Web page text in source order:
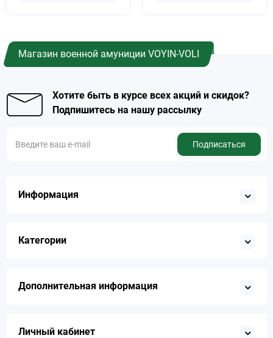
Магазин военной амуниции VOYIN-VOLI
Хотите быть в курсе всех акций и скидок?
Подпишитесь на нашу рассылку
Подписаться
Информация
Категории
Дополнительная информация
Личный кабинет